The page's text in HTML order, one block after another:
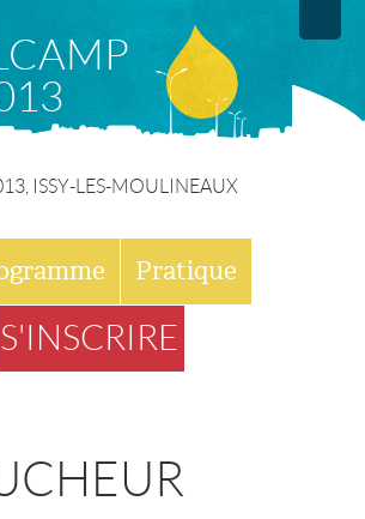
ISSY-LES-MOULINEAUX
Pratique
S'INSCRIRE